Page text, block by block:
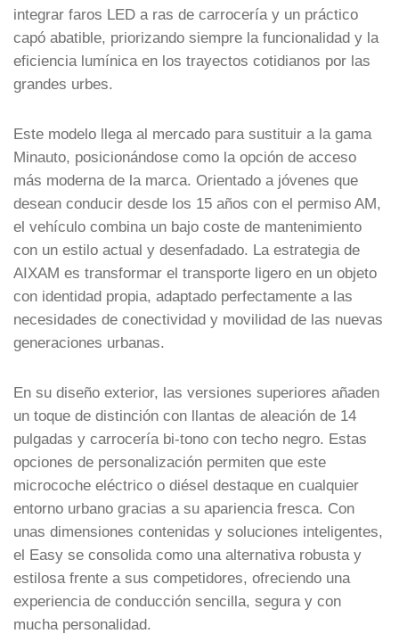
integrar faros LED a ras de carrocería y un práctico
capó abatible, priorizando siempre la funcionalidad y la
eficiencia lumínica en los trayectos cotidianos por las
grandes urbes.
Este modelo llega al mercado para sustituir a la gama
Minauto, posicionándose como la opción de acceso
más moderna de la marca. Orientado a jóvenes que
desean conducir desde los 15 años con el permiso AM,
el vehículo combina un bajo coste de mantenimiento
con un estilo actual y desenfadado. La estrategia de
AIXAM es transformar el transporte ligero en un objeto
con identidad propia, adaptado perfectamente a las
necesidades de conectividad y movilidad de las nuevas
generaciones urbanas.
En su diseño exterior, las versiones superiores añaden
un toque de distinción con llantas de aleación de 14
pulgadas y carrocería bi-tono con techo negro. Estas
opciones de personalización permiten que este
microcoche eléctrico o diésel destaque en cualquier
entorno urbano gracias a su apariencia fresca. Con
unas dimensiones contenidas y soluciones inteligentes,
el Easy se consolida como una alternativa robusta y
estilosa frente a sus competidores, ofreciendo una
experiencia de conducción sencilla, segura y con
mucha personalidad.